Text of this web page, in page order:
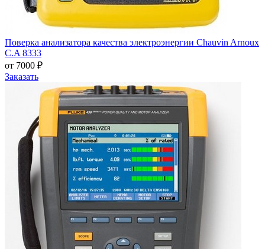
Поверка анализатора качества электроэнергии Chauvin Arnoux
C.A 8333
от 7000 ₽
Заказать